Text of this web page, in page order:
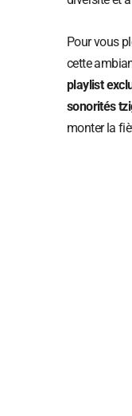
Pour vous
cette
playlist
sonorités
monter la